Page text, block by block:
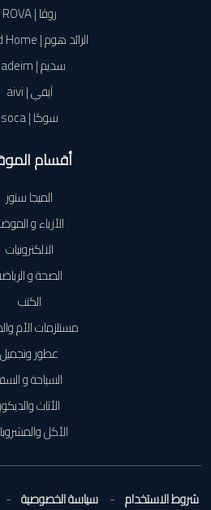
روڤا | ROVA
الرائد هوم | Alraed Home
سديم | Sadeim
آيفي | aivi
سوكا | soca
أقسام
الميجا ستور
الأزياء و
الالكترونيات
الصحة و
الكتب
مستلزمات الأم
عطور وتجميل
السياحة و
الأثاث
الأكل
شروط الاستخدام سياسة الخصوصية